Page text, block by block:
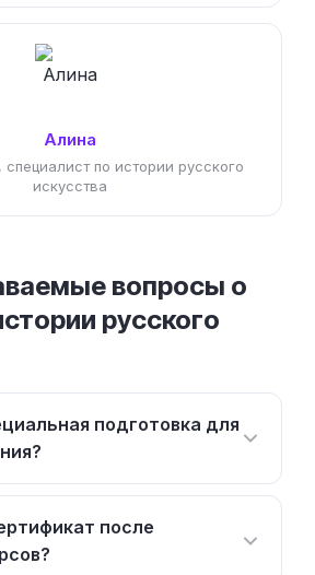
Алина
специалист по истории русского
искусства
вопросы о
русского
подготовка для
после